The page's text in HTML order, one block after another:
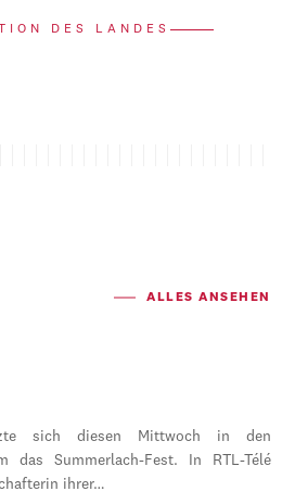
DES LANDES
ALLES ANSEHEN
sich diesen Mittwoch in den
das Summerlach-Fest. In RTL-Télé
ihrer…